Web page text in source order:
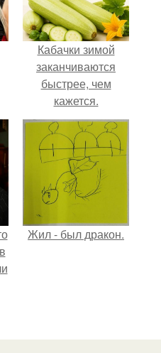
Кабачки зимой
заканчиваются
быстрее, чем
кажется.
Жил - был дракон.